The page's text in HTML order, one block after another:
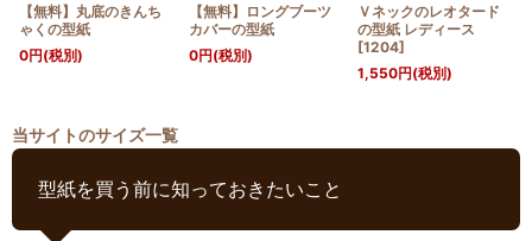
【無料】丸底のきんち
ゃくの型紙
0円(税別)
【無料】ロングブーツ
カバーの型紙
0円(税別)
Ｖネックのレオタード
の型紙 レディース
[1204]
1,550円(税別)
当サイトのサイズ一覧
型紙を買う前に知っておきたいこと